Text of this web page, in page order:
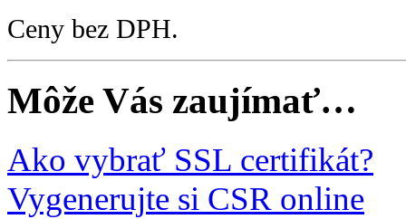
Ceny bez DPH.
Môže Vás zaujímať…
Ako vybrať SSL certifikát?
Vygenerujte si CSR online